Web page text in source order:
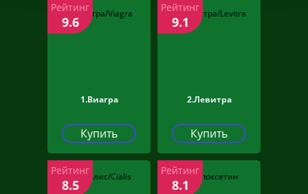
1.Виагра
Купить
Рейтинг
9.6
2.Левитра
Купить
Рейтинг
9.1
Рейтинг
8.5
Рейтинг
8.1